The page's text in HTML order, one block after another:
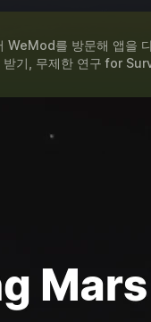
WeMod를 방문해 앱을
받기, 무제한 연구 for